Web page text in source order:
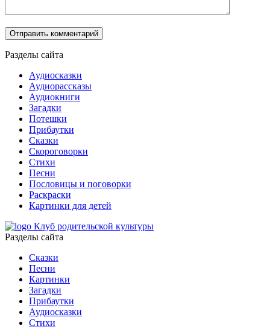
Разделы сайта
Аудиосказки
Аудиорассказы
Аудиокниги
Загадки
Потешки
Прибаутки
Сказки
Скороговорки
Стихи
Песни
Пословицы и поговорки
Раскраски
Картинки для детей
Клуб родительской культуры
Разделы сайта
Сказки
Песни
Картинки
Загадки
Прибаутки
Аудиосказки
Стихи